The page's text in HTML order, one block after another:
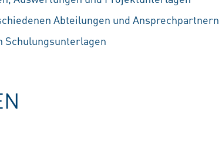
Abteilungen und
Schulungsunterlagen